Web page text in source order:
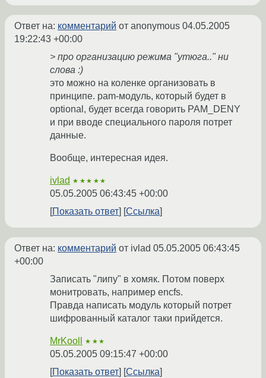
Ответ на: комментарий от anonymous 04.05.2005
19:22:43 +00:00
> про организацию режима "утюга.." ни
слова :)
это можно на коленке организовать в
принципе. pam-модуль, который будет в
optional, будет всегда говорить PAM_DENY
и при вводе специального пароля потрет
данные.
Вообще, интересная идея.
ivlad ★★★★★
05.05.2005 06:43:45 +00:00
Показать ответ
Ссылка
Ответ на: комментарий от ivlad 05.05.2005 06:43:45
+00:00
Записать "липу" в хомяк. Потом поверх
монитровать, например encfs.
Правда написать модуль который потрет
шифрованный каталог таки прийдется.
MrKooll ★★★
05.05.2005 09:15:47 +00:00
Показать ответ
Ссылка